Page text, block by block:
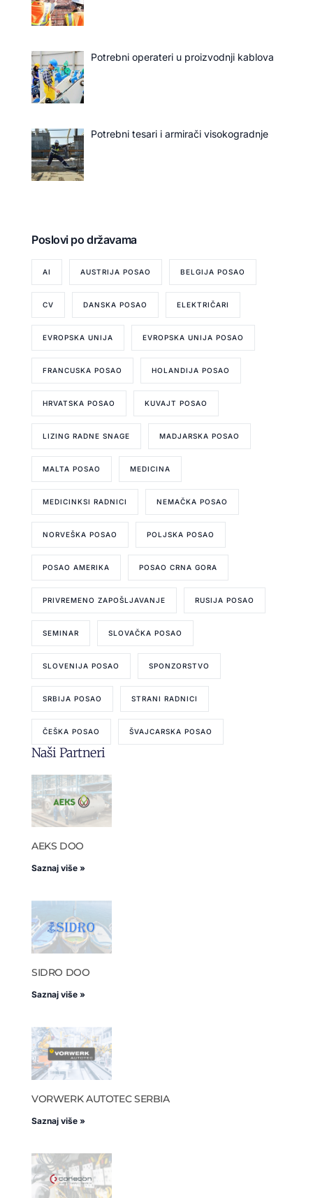
Potrebni operateri u proizvodnji kablova
Potrebni tesari i armirači visokogradnje
Poslovi po državama
AI AUSTRIJA POSAO BELGIJA POSAO
CV DANSKA POSAO ELEKTRIČARI
EVROPSKA UNIJA EVROPSKA UNIJA POSAO
FRANCUSKA POSAO HOLANDIJA POSAO
HRVATSKA POSAO KUVAJT POSAO
LIZING RADNE SNAGE MADJARSKA POSAO
MALTA POSAO MEDICINA
MEDICINKSI RADNICI NEMAČKA POSAO
NORVEŠKA POSAO POLJSKA POSAO
POSAO AMERIKA POSAO CRNA GORA
PRIVREMENO ZAPOŠLJAVANJE RUSIJA POSAO
SEMINAR SLOVAČKA POSAO
SLOVENIJA POSAO SPONZORSTVO
SRBIJA POSAO STRANI RADNICI
ČEŠKA POSAO ŠVAJCARSKA POSAO
Naši Partneri
AEKS DOO
Saznaj više »
SIDRO DOO
Saznaj više »
VORWERK AUTOTEC SERBIA
Saznaj više »